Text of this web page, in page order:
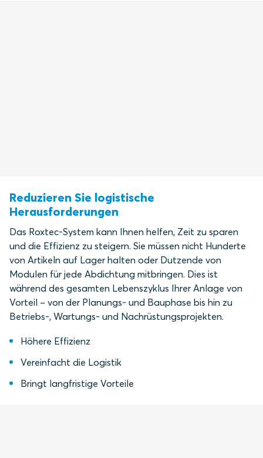
Reduzieren Sie logistische
Herausforderungen
Das Roxtec-System kann Ihnen helfen, Zeit zu sparen
und die Effizienz zu steigern. Sie müssen nicht Hunderte
von Artikeln auf Lager halten oder Dutzende von
Modulen für jede Abdichtung mitbringen. Dies ist
während des gesamten Lebenszyklus Ihrer Anlage von
Vorteil – von der Planungs- und Bauphase bis hin zu
Betriebs-, Wartungs- und Nachrüstungsprojekten.
Höhere Effizienz
Vereinfacht die Logistik
Bringt langfristige Vorteile